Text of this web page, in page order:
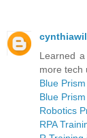
Learned
more tech
Blue
Blue
Robotics
RPA